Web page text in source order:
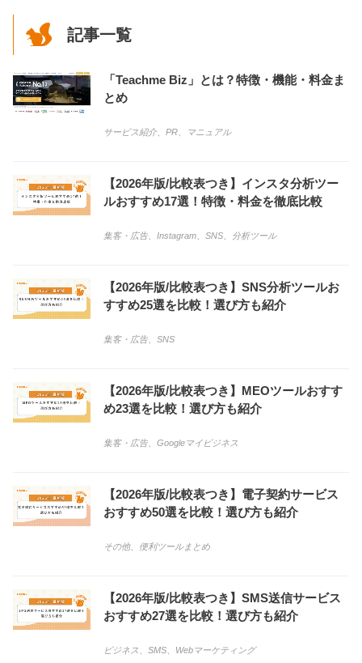
記事一覧
「Teachme Biz」とは？特徴・機能・料金ま
とめ
サービス紹介、 PR マニュアル
【2026年版/比較表つき】インスタ分析ツー
ルおすすめ17選！特徴・料金を徹底比較
集客・広告、 Instagram SNS 分析ツール
【2026年版/比較表つき】SNS分析ツールお
すすめ25選を比較！選び方も紹介
集客・広告、 SNS
【2026年版/比較表つき】MEOツールおすす
め23選を比較！選び方も紹介
集客・広告、 Googleマイビジネス
【2026年版/比較表つき】電子契約サービス
おすすめ50選を比較！選び方も紹介
その他、 便利ツールまとめ
【2026年版/比較表つき】SMS送信サービス
おすすめ27選を比較！選び方も紹介
ビジネス SMS Webマーケティング